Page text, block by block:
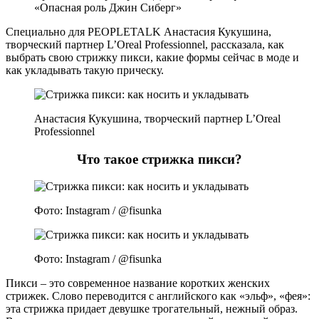
«Опасная роль Джин Сиберг»
Специально для PEOPLETALK Анастасия Кукушина,
творческий партнер L’Oreal Professionnel, рассказала, как
выбрать свою стрижку пикси, какие формы сейчас в моде и
как укладывать такую прическу.
Анастасия Кукушина, творческий партнер L’Oreal
Professionnel
Что такое стрижка пикси?
Фото: Instagram / @fisunka
Фото: Instagram / @fisunka
Пикси – это современное название коротких женских
стрижек. Слово переводится с английского как «эльф», «фея»:
эта стрижка придает девушке трогательный, нежный образ.